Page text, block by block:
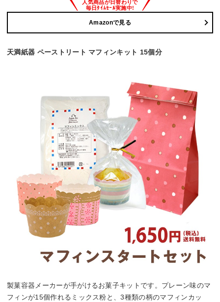
Amazonで見る
天満紙器 ペーストリート マフィンキット 15個分
製菓容器メーカーが手がけるお菓子キットです。プレーン味のマ
フィンが15個作れるミックス粉と、3種類の柄のマフィンカッ